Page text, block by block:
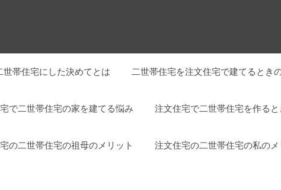
世帯住宅にした決めてとは 二世帯住宅を注文住宅で建てるとき
で二世帯住宅の家を建てる悩み 注文住宅で二世帯住宅を作る
の二世帯住宅の祖母のメリット 注文住宅の二世帯住宅の私のメ